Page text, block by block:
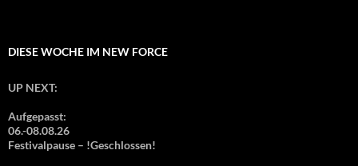
DIESE WOCHE IM NEW FORCE
UP NEXT:
Aufgepasst:
06.-08.08.26
Festivalpause – !Geschlossen!